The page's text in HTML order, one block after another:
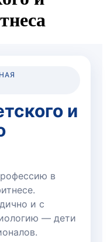
и
в
и с
— дети